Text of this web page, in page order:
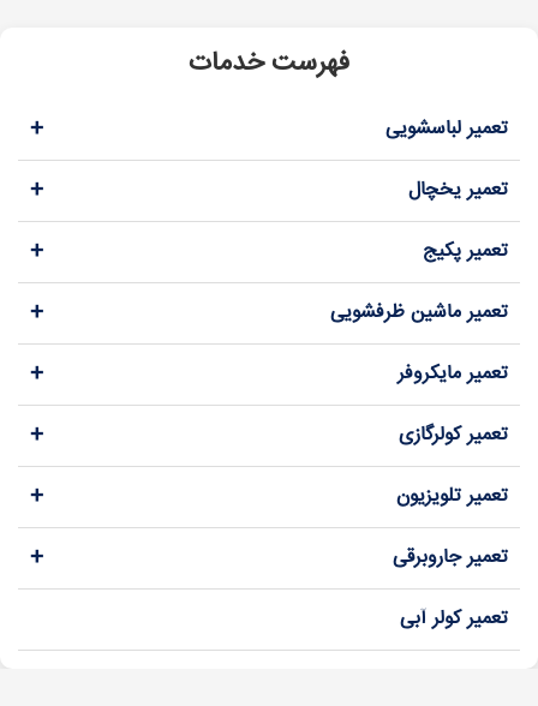
فهرست خدمات
تعمیر لباسشویی +
تعمیر یخچال +
تعمیر پکیج +
تعمیر ماشین ظرفشویی +
تعمیر مایکروفر +
تعمیر کولرگازی +
تعمیر تلویزیون +
تعمیر جاروبرقی +
تعمیر کولر آبی